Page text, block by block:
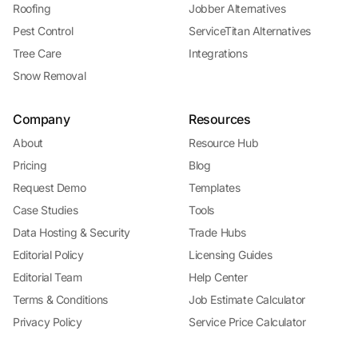
Roofing
Pest Control
Tree Care
Snow Removal
Jobber Alternatives
ServiceTitan Alternatives
Integrations
Company
About
Pricing
Request Demo
Case Studies
Data Hosting & Security
Editorial Policy
Editorial Team
Terms & Conditions
Privacy Policy
Resources
Resource Hub
Blog
Templates
Tools
Trade Hubs
Licensing Guides
Help Center
Job Estimate Calculator
Service Price Calculator